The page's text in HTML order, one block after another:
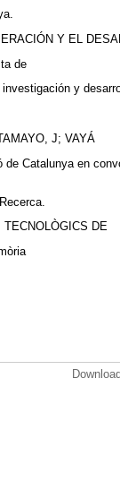
Y EL
de
y
J; VAYÁ
Catalunya en
DE